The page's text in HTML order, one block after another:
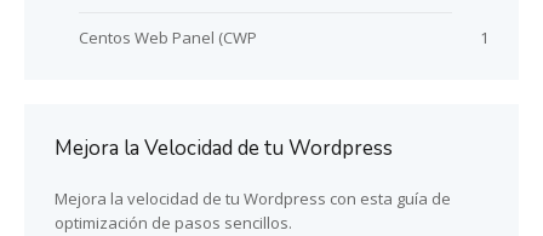
Centos Web Panel (CWP 1
Mejora la Velocidad de tu Wordpress
Mejora la velocidad de tu Wordpress con esta guía de
optimización de pasos sencillos.